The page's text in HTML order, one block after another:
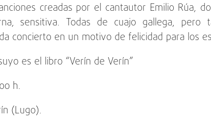
creadas por el cantautor Emilio Rúa,
sensitiva. Todas de cuajo gallega, pero
concierto en un motivo de felicidad para los
es el libro “Verín de Verín”
h.
(Lugo).